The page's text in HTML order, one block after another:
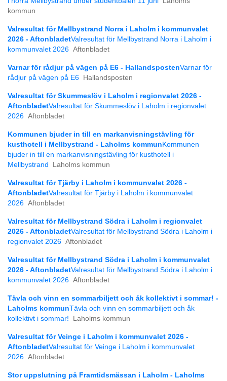
kommun
Valresultat för Mellbystrand Norra i Laholm i kommunvalet
2026 - AftonbladetValresultat för Mellbystrand Norra i Laholm i
kommunvalet 2026 Aftonbladet
Varnar för rådjur på vägen på E6 - HallandspostenVarnar för
rådjur på vägen på E6
Hallandsposten
Valresultat för Skummeslöv i Laholm i regionvalet 2026 -
AftonbladetValresultat för Skummeslöv i Laholm i regionvalet
2026 Aftonbladet
Kommunen bjuder in till en markanvisningstävling för
kusthotell i Mellbystrand - Laholms kommun Kommunen
bjuder in till en markanvisningstävling för kusthotell i
Mellbystrand
Laholms kommun
Valresultat för Tjärby i Laholm i kommunvalet 2026 -
AftonbladetValresultat för Tjärby i Laholm i kommunvalet
2026 Aftonbladet
Valresultat för Mellbystrand Södra i Laholm i regionvalet
2026 - AftonbladetValresultat för Mellbystrand Södra i Laholm i
regionvalet 2026 Aftonbladet
Valresultat för Mellbystrand Södra i Laholm i kommunvalet
2026 - AftonbladetValresultat för Mellbystrand Södra i Laholm i
kommunvalet 2026 Aftonbladet
Tävla och vinn en sommarbiljett och åk kollektivt i sommar! -
Laholms kommunTävla och vinn en sommarbiljett och åk
kollektivt i sommar!
Laholms kommun
Valresultat för Veinge i Laholm i kommunvalet 2026 -
AftonbladetValresultat för Veinge i Laholm i kommunvalet
2026 Aftonbladet
Stor uppslutning på Framtidsmässan i Laholm - Laholms